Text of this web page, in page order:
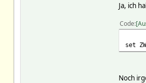
Ja, ich
Code
set
Noch